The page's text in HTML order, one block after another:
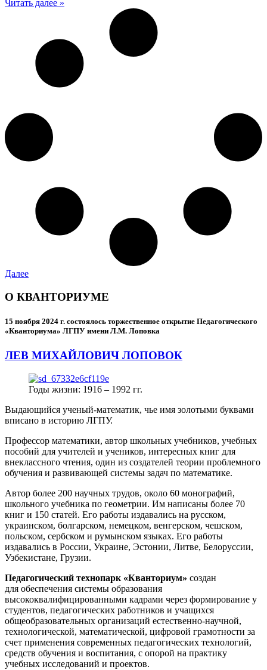
Читать далее »
Далее
О КВАНТОРИУМЕ
15 ноября 2024 г. состоялось торжественное открытие Педагогического
«Кванториума» ЛГПУ имени Л.М. Лоповка
ЛЕВ МИХАЙЛОВИЧ ЛОПОВОК
Годы жизни: 1916 – 1992 гг.
Выдающийся ученый-математик, чье имя золотыми буквами
вписано в историю ЛГПУ.
Профессор математики, автор школьных учебников, учебных
пособий для учителей и учеников, интересных книг для
внеклассного чтения, один из создателей теории проблемного
обучения и развивающей системы задач по математике.
Автор более 200 научных трудов, около 60 монографий,
школьного учебника по геометрии. Им написаны более 70
книг и 150 статей. Его работы издавались на русском,
украинском, болгарском, немецком, венгерском, чешском,
польском, сербском и румынском языках. Его работы
издавались в России, Украине, Эстонии, Литве, Белоруссии,
Узбекистане, Грузии.
Педагогический технопарк «Кванториум» создан
для обеспечения системы образования
высококвалифицированными кадрами через формирование у
студентов, педагогических работников и учащихся
общеобразовательных организаций естественно-научной,
технологической, математической, цифровой грамотности за
счет применения современных педагогических технологий,
средств обучения и воспитания, с опорой на практику
учебных исследований и проектов.